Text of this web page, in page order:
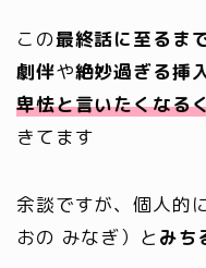
この最終話に至るま
劇伴や絶妙過ぎる挿
卑怯と言いたくなる
きてます
余談ですが、個人的
おの みなぎ）と みち